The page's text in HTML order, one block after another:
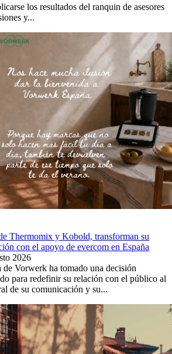
los resultados del ranquin de asesores
y...
Thermomix y Kobold, transforman su
con el apoyo de evercom en España
2026
de Vorwerk ha tomado una decisión
para redefinir su relación con el público al
de su comunicación y su...